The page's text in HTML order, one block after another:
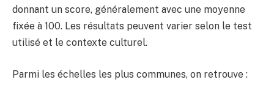
donnant un score, généralement avec une moyenne
fixée à 100. Les résultats peuvent varier selon le test
utilisé et le contexte culturel.
Parmi les échelles les plus communes, on retrouve :